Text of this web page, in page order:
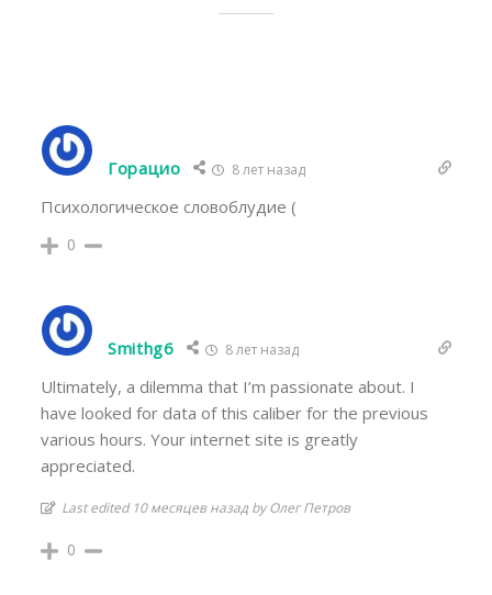
Горацио 8 лет назад
Психологическое словоблудие (
0
Smithg6 8 лет назад
Ultimately, a dilemma that I’m passionate about. I
have looked for data of this caliber for the previous
various hours. Your internet site is greatly
appreciated.
Last edited 10 месяцев назад by Олег Петров
0